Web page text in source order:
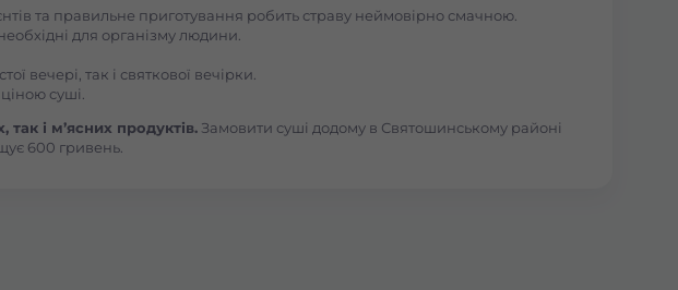
та правильне приготування робить страву неймовірно смачною.
для організму людини.
так і святкової вечірки.
суші.
і м’ясних продуктів. Замовити суші додому в Святошинському районі
600 гривень.